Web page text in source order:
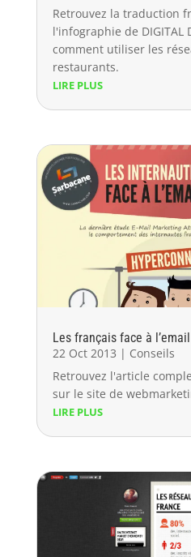
Retrouvez la traduction
l'infographie de DIGITAL
comment utiliser les
restaurants.
LIRE PLUS
Les français face à
22 Oct 2013 | Conseils
Retrouvez l'article
sur le site de
LIRE PLUS